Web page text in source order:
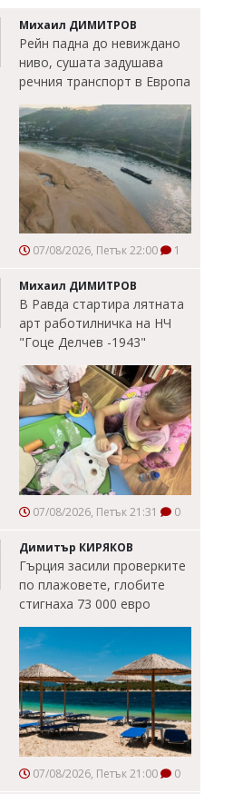
Михаил ДИМИТРОВ
Рейн падна до невиждано
ниво, сушата задушава
речния транспорт в Европа
07/08/2026, Петък 22:00 1
Михаил ДИМИТРОВ
В Равда стартира лятната
арт работилничка на НЧ
"Гоце Делчев -1943"
07/08/2026, Петък 21:31 0
Димитър КИРЯКОВ
Гърция засили проверките
по плажовете, глобите
стигнаха 73 000 евро
07/08/2026, Петък 21:00 0